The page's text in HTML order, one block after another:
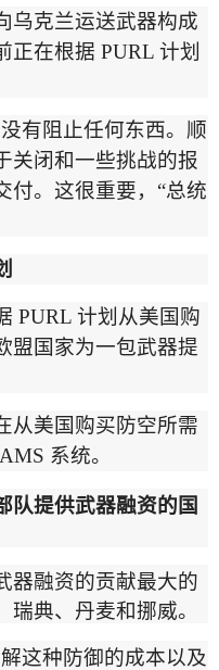
乌克兰运送武器构成
正在根据 PURL 计划
有阻止任何东西。顺
关闭和一些挑战的报
。这很重要， “总统
PURL 计划从美国购
盟国家为一包武器提
从美国购买防空所需
系统。
队提供武器融资的国
器融资的贡献最大的
典、丹麦和挪威。
这种防御的成本以及